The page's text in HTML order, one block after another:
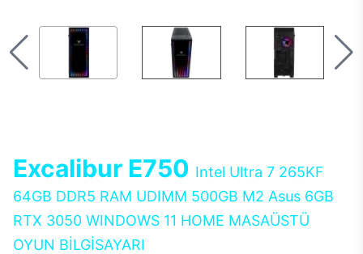
Excalibur E750 Intel Ultra 7 265KF
64GB DDR5 RAM UDIMM 500GB M2 Asus 6GB
RTX 3050 WINDOWS 11 HOME MASAÜSTÜ
OYUN BİLGİSAYARI